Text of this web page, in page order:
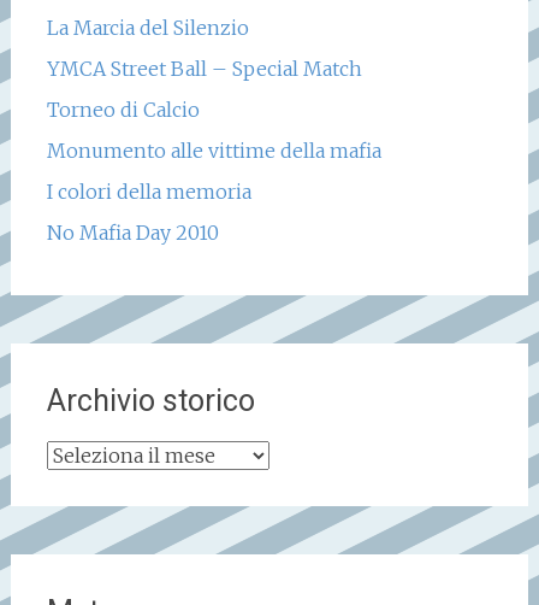
La Marcia del Silenzio
YMCA Street Ball – Special Match
Torneo di Calcio
Monumento alle vittime della mafia
I colori della memoria
No Mafia Day 2010
Archivio storico
Archivio